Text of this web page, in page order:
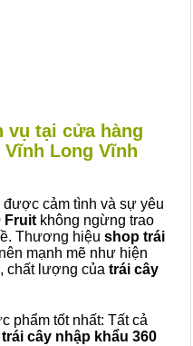
vụ tại cửa hàng
Vĩnh Long Vĩnh
cảm tình và sự yêu
Fruit không ngừng trao
Thương hiệu shop trái
mạnh mẽ như hiện
chất lượng của trái cây
phẩm tốt nhất: Tất cả
cây nhập khẩu 360